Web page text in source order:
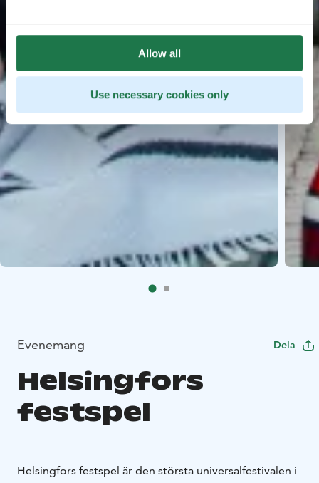
Allow all
Use necessary cookies only
Evenemang Dela
Helsingfors
festspel
Helsingfors festspel är den största universalfestivalen i